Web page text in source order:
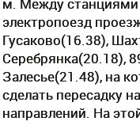
электропоезд
Гусаково(16.38),
Серебрянка(20.18),
Залесье(21.48), на
сделать пересадку
направлений. На